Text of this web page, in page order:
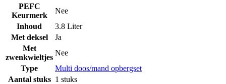
PEFC
Keurmerk
Nee
Inhoud
3.8 Liter
Met deksel
Ja
Met
zwenkwieltjes
Nee
Type
Multi doos/mand opbergset
Aantal stuks 1 stuks